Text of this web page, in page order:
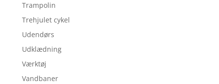
Trampolin
Trehjulet cykel
Udendørs
Udklædning
Værktøj
Vandbaner